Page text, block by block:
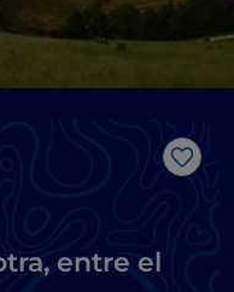
Me
entre el